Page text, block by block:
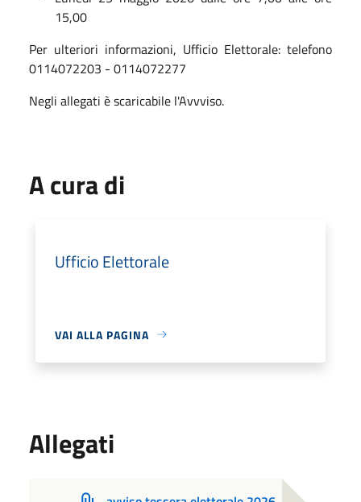
15,00
Per ulteriori informazioni, Ufficio Elettorale: telefono
0114072203 - 0114072277
Negli allegati è scaricabile l'Avvviso.
A cura di
Ufficio Elettorale
VAI ALLA PAGINA
Allegati